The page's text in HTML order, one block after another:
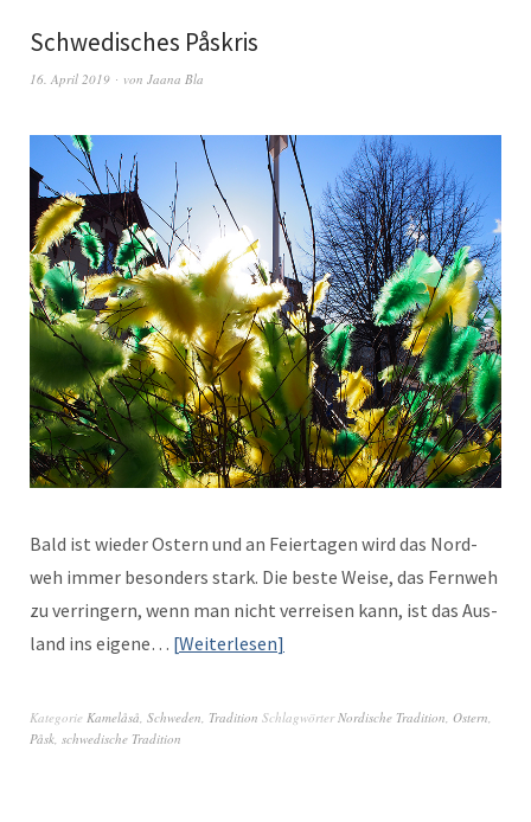
Schwedisches Påskris
16. April 2019 von Jaana Bla
Bald ist wieder Ostern und an Feierta­gen wird das Nord­
weh immer beson­ders stark. Die beste Weise, das Fer­n­weh
zu ver­ringern, wenn man nicht ver­reisen kann, ist das Aus­
land ins eigene… Weit­er­lesen
Kategorie Kamelåså, Schweden, Tradition SchlagwörterNordische Tradition, Ostern,
Påsk, schwedische Tradition